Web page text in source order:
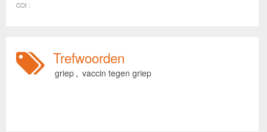
COI :
Trefwoorden
griep , vaccin tegen griep